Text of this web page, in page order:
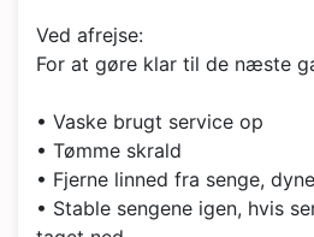
Ved afrejse:
For at gøre klar til de næste
• Vaske brugt service op
• Tømme skrald
• Fjerne linned fra senge,
• Stable sengene igen, hvis